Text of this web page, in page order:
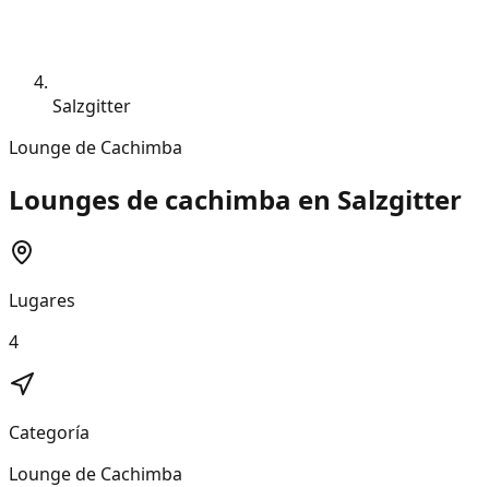
Salzgitter
Lounge de Cachimba
Lounges de cachimba en Salzgitter
Lugares
4
Categoría
Lounge de Cachimba